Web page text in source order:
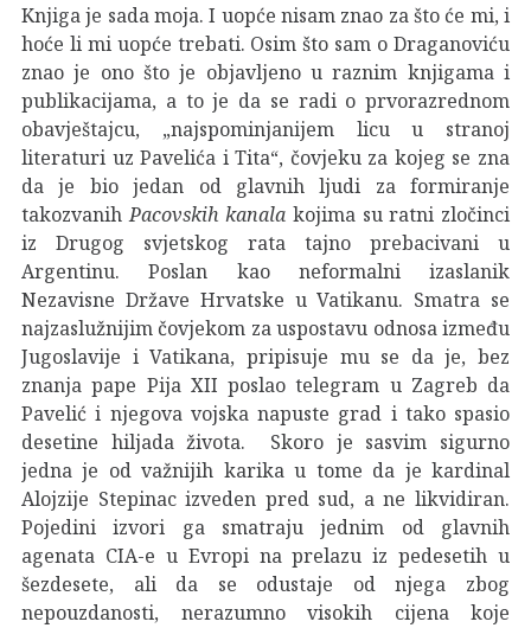
Knjiga je sada moja. I uopće nisam znao za što će mi, i
hoće li mi uopće trebati. Osim što sam o Draganoviću
znao je ono što je objavljeno u raznim knjigama i
publikacijama, a to je da se radi o prvorazrednom
obavještajcu, „najspominjanijem licu u stranoj
literaturi uz Pavelića i Tita“, čovjeku za kojeg se zna
da je bio jedan od glavnih ljudi za formiranje
takozvanih Pacovskih kanala kojima su ratni zločinci
iz Drugog svjetskog rata tajno prebacivani u
Argentinu. Poslan kao neformalni izaslanik
Nezavisne Države Hrvatske u Vatikanu. Smatra se
najzaslužnijim čovjekom za uspostavu odnosa između
Jugoslavije i Vatikana, pripisuje mu se da je, bez
znanja pape Pija XII poslao telegram u Zagreb da
Pavelić i njegova vojska napuste grad i tako spasio
desetine hiljada života. Skoro je sasvim sigurno
jedna je od važnijih karika u tome da je kardinal
Alojzije Stepinac izveden pred sud, a ne likvidiran.
Pojedini izvori ga smatraju jednim od glavnih
agenata CIA-e u Evropi na prelazu iz pedesetih u
šezdesete, ali da se odustaje od njega zbog
nepouzdanosti, nerazumno visokih cijena koje